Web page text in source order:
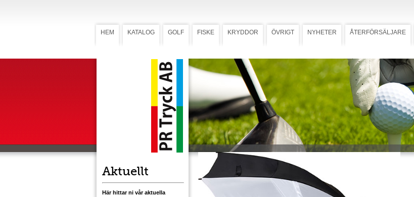
HEM KATALOG GOLF FISKE KRYDDOR ÖVRIGT NYHETER ÅTERFÖRSÄLJARE
Aktuellt
Här hittar ni vår aktuella
Paraply
Ett generöst golfparaply med dubbla paneler i
kraftig nylon som klarar väder och vind.
Stomme i svart fiberglas och ergonomiskt
utformat grepp i gummi. Diameter 163 cm.
Paraplyet har sex svarta och två vita paneler
som förädlas med transfertryck.
Ladda ner mall med tryckstorlek
Ladda ner högupplöst bild